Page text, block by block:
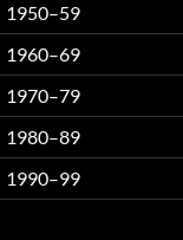
1950–59
1960–69
1970–79
1980–89
1990–99